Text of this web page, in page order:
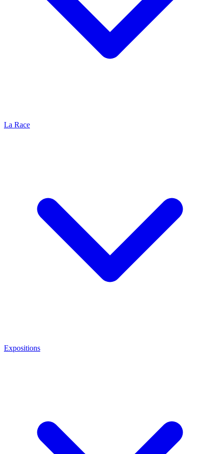
La Race
Expositions